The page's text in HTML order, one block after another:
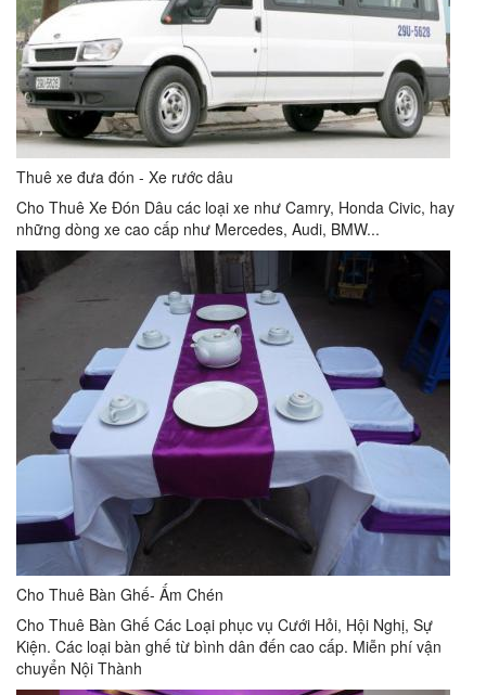
Thuê xe đưa đón - Xe rước dâu
Cho Thuê Xe Đón Dâu các loại xe như Camry, Honda Civic, hay
những dòng xe cao cấp như Mercedes, Audi, BMW...
Cho Thuê Bàn Ghế- Ấm Chén
Cho Thuê Bàn Ghế Các Loại phục vụ Cưới Hỏi, Hội Nghị, Sự
Kiện. Các loại bàn ghế từ bình dân đến cao cấp. Miễn phí vận
chuyển Nội Thành